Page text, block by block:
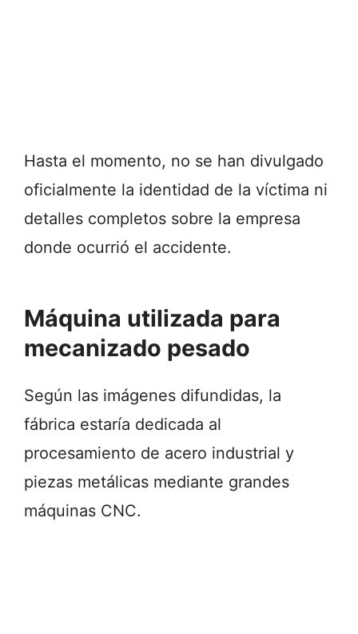
Hasta el momento, no se han divulgado
oficialmente la identidad de la víctima ni
detalles completos sobre la empresa
donde ocurrió el accidente.
Máquina utilizada para
mecanizado pesado
Según las imágenes difundidas, la
fábrica estaría dedicada al
procesamiento de acero industrial y
piezas metálicas mediante grandes
máquinas CNC.